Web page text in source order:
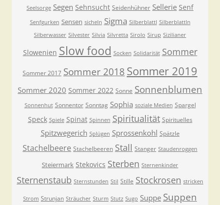
Seelsorge Segen Sehnsucht Seidenhühner Sellerie Senf
Senfgurken Sensen sicheln Sigma Silberblattl Silberblattln
Silberwasser Silvester Silvia Silvretta Sirolo Sirup Sizilianer
Slowenien Slow food Socken Solidarität Sommer
Sommer 2017 Sommer 2018 Sommer 2019
Sommer 2020 Sommer 2022 Sonne Sonnenblumen
Sonnenhut Sonnentor Sonntag Sophia soziale Medien Spargel
Speck Spiele Spinat Spinnen Spiritualität Spirituelles
Spitzwegerich Splügen Sprossenkohl Spätzle
Stachelbeere Stachelbeeren Stall Stanger Staudenroggen
Steiermark Stekovics Sterben Sternenkinder
Sternenstaub Sternstunden Stil Stille Stockrosen stricken
Strom Strunjan Sträucher Sturm Stutz Sugo Suppe Suppen